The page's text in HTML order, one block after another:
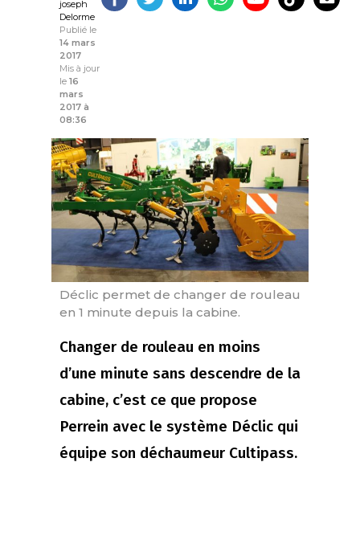
joseph
Delorme
Publié le
14 mars
2017
Mis à jour
le 16
mars
2017 à
08:36
Déclic permet de changer de rouleau
en 1 minute depuis la cabine.
Changer de rouleau en moins
d’une minute sans descendre de la
cabine, c’est ce que propose
Perrein avec le système Déclic qui
équipe son déchaumeur Cultipass.